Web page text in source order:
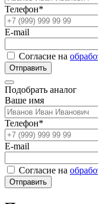
Телефон*
E-mail
Согласие на
Отправить
Подобрать аналог
Ваше имя
Телефон*
E-mail
Согласие на
Отправить